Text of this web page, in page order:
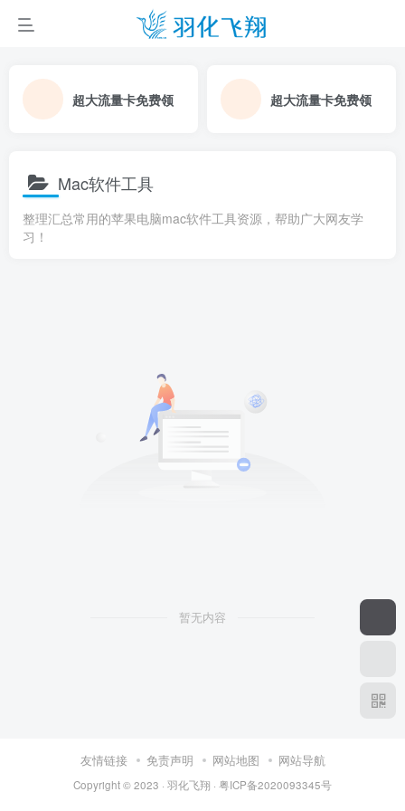
超大流量卡免费领 超大流量卡免费领
Mac软件工具
整理汇总常用的苹果电脑mac软件工具资源，帮助广大网友学
习！
暂无内容
友情链接 免责声明 网站地图 网站导航
Copyright © 2023 · 羽化飞翔 · 粤ICP备2020093345号